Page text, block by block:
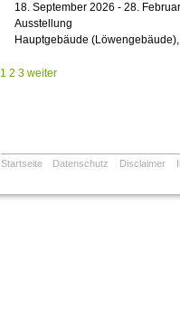
18. September 2026 - 28.
Ausstellung
Hauptgebäude
1 2 3 weiter
Startseite Datenschutz Disclaimer